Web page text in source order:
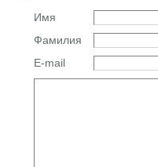
Имя
Фамилия
E-mail